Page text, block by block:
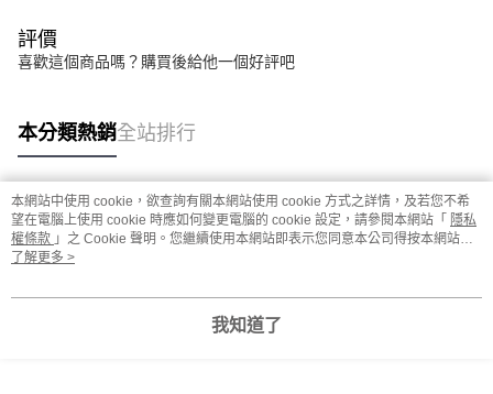
評價
喜歡這個商品嗎？購買後給他一個好評吧
本分類熱銷全站排行
熱門標籤
本網站中使用 cookie，欲查詢有關本網站使用 cookie 方式之詳情，及若您不希
望在電腦上使用 cookie 時應如何變更電腦的 cookie 設定，請參閱本網站「 隱私
權條款 」之 Cookie 聲明。您繼續使用本網站即表示您同意本公司得按本網站使
用條款之 Cookie 聲明使用 cookie。
了解更多 >
我知道了